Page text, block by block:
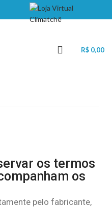
R$ 0,00
os termos
os
pelo fabricante,